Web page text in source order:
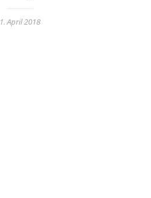
1. April 2018